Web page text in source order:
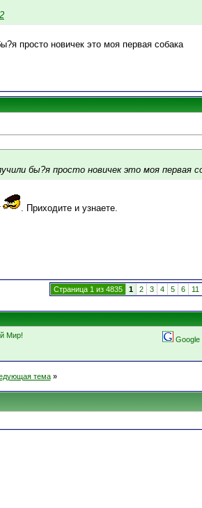
просто новичек это моя первая собака
бы?я просто новичек это моя первая
. Приходите и узнаете.
Страница 1 из 4835 1 2 3 4 5 6 11
Мир!
Google
тема »